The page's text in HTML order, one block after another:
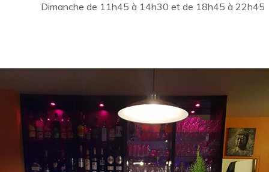
Dimanche de 11h45 à 14h30 et de 18h45 à 22h45